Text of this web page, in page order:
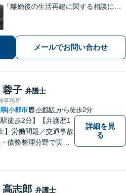
「離婚後の生活再建に関する相談に対
や立ち退き・明け渡しなどの賃貸トラ
ブル」【顧問契約可】
メールでお問い合わせ
蓉子 弁護士
事務所
|小郡市 小郡駅 から徒歩2分
駅徒歩2分】【弁護歴1
】労働問題／交通事故
債務整理分野で実績
気を取り戻し、新た
詳細を見
る
高志郎 弁護士